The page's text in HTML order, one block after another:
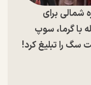
شمالی برای
با گرما، سوپ
سگ را تبلیغ کرد!